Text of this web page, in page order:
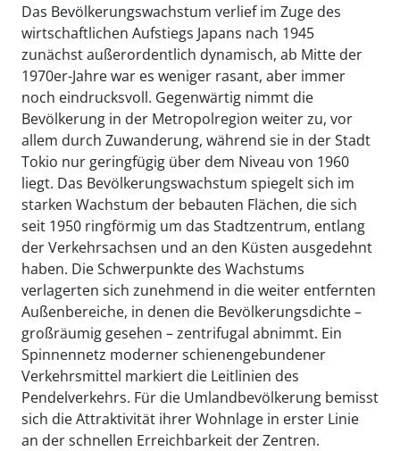
Das Bevölkerungswachstum verlief im Zuge des
wirtschaftlichen Aufstiegs Japans nach 1945
zunächst außerordentlich dynamisch, ab Mitte der
1970er-Jahre war es weniger rasant, aber immer
noch eindrucksvoll. Gegenwärtig nimmt die
Bevölkerung in der Metropolregion weiter zu, vor
allem durch Zuwanderung, während sie in der Stadt
Tokio nur geringfügig über dem Niveau von 1960
liegt. Das Bevölkerungswachstum spiegelt sich im
starken Wachstum der bebauten Flächen, die sich
seit 1950 ringförmig um das Stadtzentrum, entlang
der Verkehrsachsen und an den Küsten ausgedehnt
haben. Die Schwerpunkte des Wachstums
verlagerten sich zunehmend in die weiter entfernten
Außenbereiche, in denen die Bevölkerungsdichte –
großräumig gesehen – zentrifugal abnimmt. Ein
Spinnennetz moderner schienengebundener
Verkehrsmittel markiert die Leitlinien des
Pendelverkehrs. Für die Umlandbevölkerung bemisst
sich die Attraktivität ihrer Wohnlage in erster Linie
an der schnellen Erreichbarkeit der Zentren.